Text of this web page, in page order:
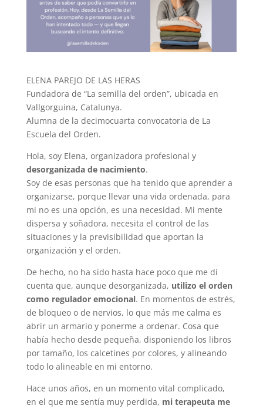
ELENA PAREJO DE LAS HERAS
Fundadora de “La semilla del orden”, ubicada en
Vallgorguina, Catalunya.
Alumna de la decimocuarta convocatoria de La
Escuela del Orden.
Hola, soy Elena, organizadora profesional y
desorganizada de nacimiento.
Soy de esas personas que ha tenido que aprender a
organizarse, porque llevar una vida ordenada, para
mi no es una opción, es una necesidad. Mi mente
dispersa y soñadora, necesita el control de las
situaciones y la previsibilidad que aportan la
organización y el orden.
De hecho, no ha sido hasta hace poco que me di
cuenta que, aunque desorganizada, utilizo el orden
como regulador emocional. En momentos de estrés,
de bloqueo o de nervios, lo que más me calma es
abrir un armario y ponerme a ordenar. Cosa que
había hecho desde pequeña, disponiendo los libros
por tamaño, los calcetines por colores, y alineando
todo lo alineable en mi entorno.
Hace unos años, en un momento vital complicado,
en el que me sentía muy perdida, mi terapeuta me